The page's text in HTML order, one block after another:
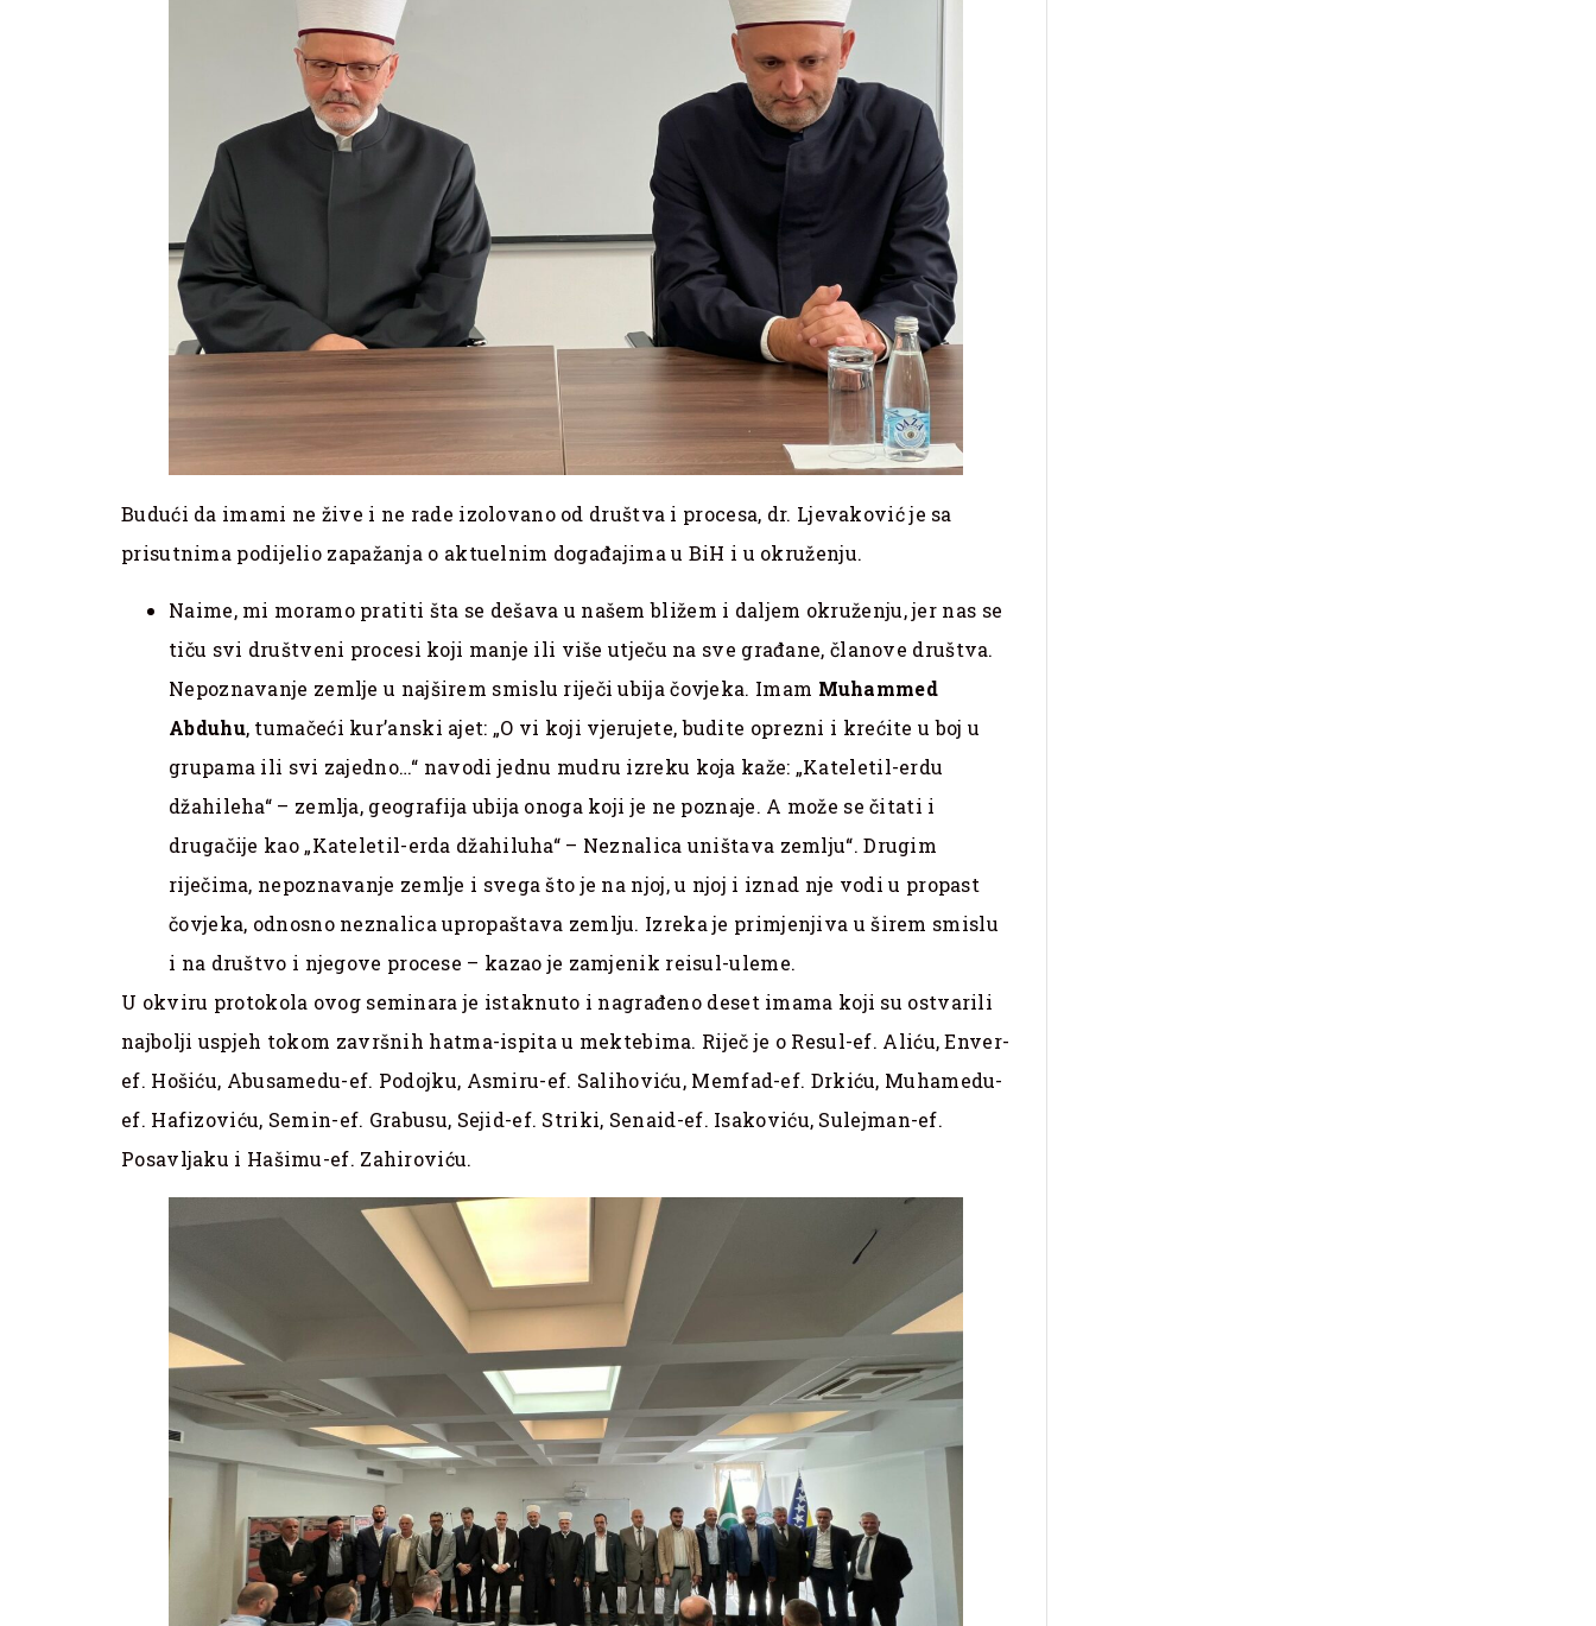
Budući da imami ne žive i ne rade izolovano od društva i procesa, dr. Ljevaković je sa
prisutnima podijelio zapažanja o aktuelnim događajima u BiH i u okruženju.
Naime, mi moramo pratiti šta se dešava u našem bližem i daljem okruženju, jer nas se
tiču svi društveni procesi koji manje ili više utječu na sve građane, članove društva.
Nepoznavanje zemlje u najširem smislu riječi ubija čovjeka. Imam Muhammed
Abduhu, tumačeći kur’anski ajet: „O vi koji vjerujete, budite oprezni i krećite u boj u
grupama ili svi zajedno…“ navodi jednu mudru izreku koja kaže: „Kateletil-erdu
džahileha“ – zemlja, geografija ubija onoga koji je ne poznaje. A može se čitati i
drugačije kao „Kateletil-erda džahiluha“ – Neznalica uništava zemlju“. Drugim
riječima, nepoznavanje zemlje i svega što je na njoj, u njoj i iznad nje vodi u propast
čovjeka, odnosno neznalica upropaštava zemlju. Izreka je primjenjiva u širem smislu
i na društvo i njegove procese – kazao je zamjenik reisul-uleme.
U okviru protokola ovog seminara je istaknuto i nagrađeno deset imama koji su ostvarili
najbolji uspjeh tokom završnih hatma-ispita u mektebima. Riječ je o Resul-ef. Aliću, Enver-
ef. Hošiću, Abusamedu-ef. Podojku, Asmiru-ef. Salihoviću, Memfad-ef. Drkiću, Muhamedu-
ef. Hafizoviću, Semin-ef. Grabusu, Sejid-ef. Striki, Senaid-ef. Isakoviću, Sulejman-ef.
Posavljaku i Hašimu-ef. Zahiroviću.